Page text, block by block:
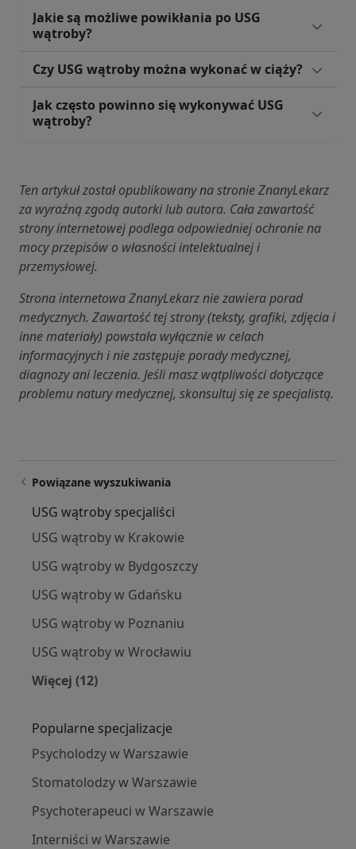
Jakie są możliwe powikłania po USG
wątroby?
Czy USG wątroby można wykonać w ciąży?
Jak często powinno się wykonywać USG
wątroby?
Ten artykuł został opublikowany na stronie ZnanyLekarz
za wyraźną zgodą autorki lub autora. Cała zawartość
strony internetowej podlega odpowiedniej ochronie na
mocy przepisów o własności intelektualnej i
przemysłowej.
Strona internetowa ZnanyLekarz nie zawiera porad
medycznych. Zawartość tej strony (teksty, grafiki, zdjęcia i
inne materiały) powstała wyłącznie w celach
informacyjnych i nie zastępuje porady medycznej,
diagnozy ani leczenia. Jeśli masz wątpliwości dotyczące
problemu natury medycznej, skonsultuj się ze specjalistą.
Powiązane wyszukiwania
USG wątroby specjaliści
USG wątroby w Krakowie
USG wątroby w Bydgoszczy
USG wątroby w Gdańsku
USG wątroby w Poznaniu
USG wątroby w Wrocławiu
Więcej (12)
Popularne specjalizacje
Psycholodzy w Warszawie
Stomatolodzy w Warszawie
Psychoterapeuci w Warszawie
Interniści w Warszawie